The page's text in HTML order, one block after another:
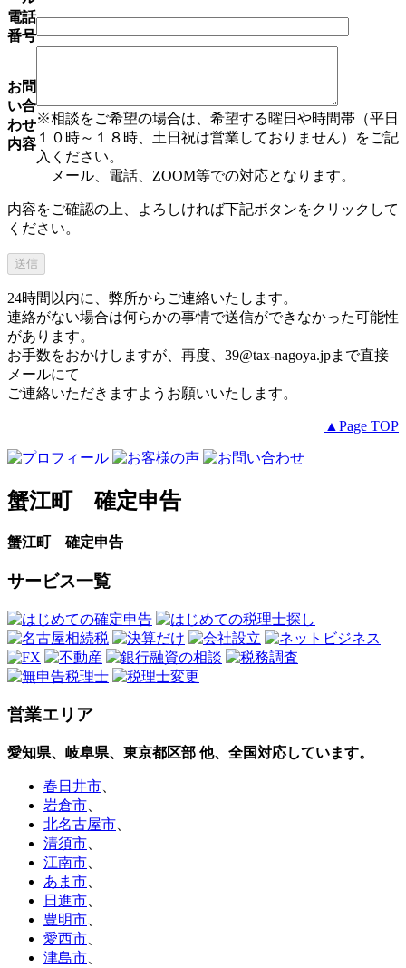
電話
番号
お問
い合
わせ
内容
※相談をご希望の場合は、希望する曜日や時間帯（平日
１０時～１８時、土日祝は営業しておりません）をご記
入ください。
メール、電話、ZOOM等での対応となります。
内容をご確認の上、よろしければ下記ボタンをクリックして
ください。
24時間以内に、弊所からご連絡いたします。
連絡がない場合は何らかの事情で送信ができなかった可能性
があります。
お手数をおかけしますが、再度、 39@tax-nagoya.jpまで直接
メールにて
ご連絡いただきますようお願いいたします。
▲Page TOP
蟹江町 確定申告
蟹江町 確定申告
サービス一覧
営業エリア
愛知県、岐阜県、東京都区部 他、全国対応しています。
春日井市
岩倉市
北名古屋市
清須市
江南市
あま市
日進市
豊明市
愛西市
津島市